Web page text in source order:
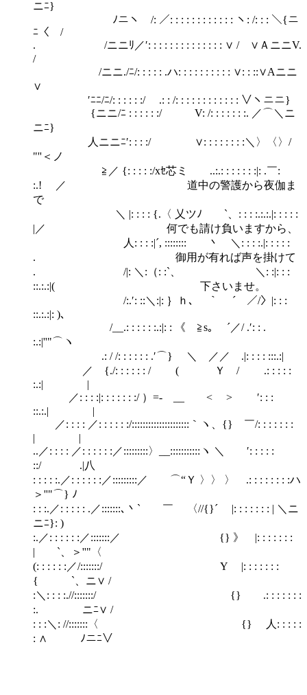
ニﾆ}
ﾉニヽ /: ／: : : : : : : : : : : : ヽ: /: : : ＼{ニ
ﾆ〈 /
. /ニニﾘ／′: : : : : : : : : : : : : : ∨ / ∨ＡニニV.
/
/ニニ./ﾆ/: : : : : .ハ: : : : : : : : : : ∨: : ::∨Aニニ
∨
′ﾆﾆ/ﾆ/: : : : : :/ .: : /: : : : : : : : : : : : ∨ヽニニ}
{ニニ/ﾆ : : : : : :/ V: /: : : : : : :. ／⌒＼ニ
ニﾆ}
人ニニﾆ′: : : :/ ∨: : : : : : : :＼〉〈〉/
"''＜ノ
≧／ {: : : : :/xｾ芯ミ ..:.: : : : : : :|: .￣:
:.! ／ 道中の警護から夜伽ま
で
＼ |: : : : {.〈 乂ツﾉ `、: : : :.:.:.|: : : : :
|／ 何でも請け負いますから、
人: : : :|´, :::::::: 丶 ＼: : : :.|: : : : :
. 御用が有れば声を掛けて
. /|: ＼:（: :`、 ＼: :|: : :
::.:.:|( 下さいませ。
/:.′: ::＼:|: ｝ｈ､ ｀ ´ ／/〉|: : :
::.:.:|: )、
/__.: : : : : :.:|: : 《 ≧s｡ ´／/ .′: : .
:.:|''"⌒ヽ
.: / /: : : : : : .′⌒} ＼ ／／ .|: : : : :::.:|
／ {./: : : : : : / ( Ｙ / .: : : : :
:.:| |
／: : : :|: : : : : : :/ ）=- __ < > ′: : :
::.:.| |
／: : : : ／: : : : : :/:::::::::::::::::::::｀ヽ、{} ￣/: : : : : : :
| |
..／: : : : ／: : : : : :／:::::::::〉__:::::::::::ヽ ＼ ′: : : : :
::/ .|八
: : : : :.／: : : : : :／:::::::::／ ⌒“Ｙ 〉〉 〉 .: : : : : : : :ハ
＞''"⌒} ﾉ
: : :.／: : : : : .／:::::::､丶` ￣ 〈//{}´ |: : : : : : : | ＼ニ
ニﾆ}: )
:.／: : : : : :／:::::::／ {} 》 |: : : : : : :
| `、＞''"〈
(: : : : : :／/:::::::/ Υ |: : : : : : :
{ `、ニ∨ /
:＼: : : :.//:::::::/ {} .: : : : : : :
:. ニﾆ∨ /
: : :＼: //:::::::〈 {} 人: : : : :
: ∧ ﾉニﾆ∨